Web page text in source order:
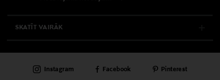
SKATĪT VAIRĀK
KLIENTU APKALPOŠANA
Instagram Facebook Pinterest